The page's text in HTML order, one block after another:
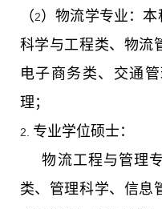
（2）物流学专业：
科学与工程类、物流
电子商务类、交通
理；
2. 专业学位硕士：
物流工程与管理
类、管理科学、信息